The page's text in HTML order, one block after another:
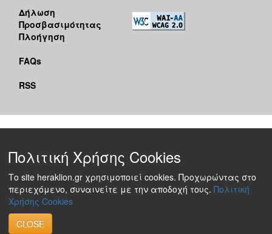
Δήλωση
Προσβασιμότητας
Πλοήγηση
FAQs
RSS
Πολιτική Χρήσης Cookies
Το site heraklion.gr χρησιμοποιεί cookies. Προχωρώντας στο
περιεχόμενο, συναινείτε με την αποδοχή τους. Πολιτική
Χρήσης Cookies
CLOSE